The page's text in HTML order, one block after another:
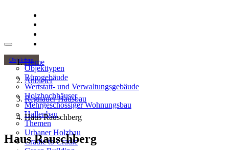
Objektbau
Objekttypen
Bürogebäude
Wertstatt- und Verwaltungsgebäude
Holzhochhäuser
Mehrgeschossiger Wohnungsbau
Hallenbau
Themen
Urbaner Holzbau
Cradle to Cradle
Home
Anbieter
Regnauer Hausbau
Haus Rauschberg
Haus Rauschberg